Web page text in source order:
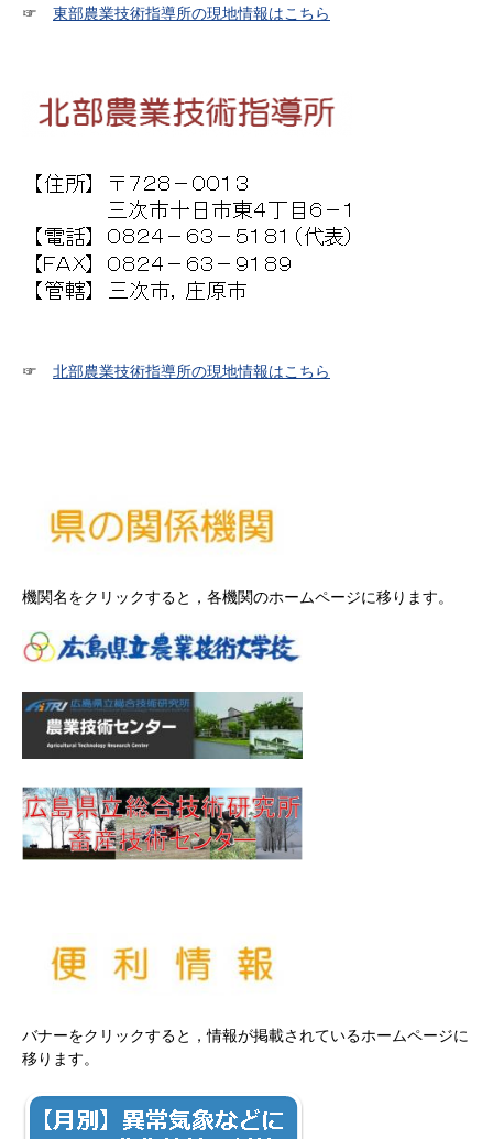
☞ 東部農業技術指導所の現地情報はこちら
☞ 北部農業技術指導所の現地情報はこちら
機関名をクリックすると，各機関のホームページに移ります。
バナーをクリックすると，情報が掲載されているホームページに
移ります。